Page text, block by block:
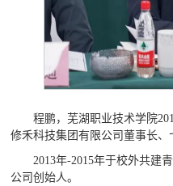
程鹏，芜湖职业技术学院
修禾科技集团有限公司董事长、
2013年-2015年于校外共建
公司创始人。